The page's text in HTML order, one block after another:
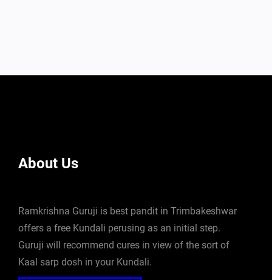
About Us
Ramkrishna Guruji is best pandit in Trimbakeshwar
offers a free Kundali perusing as an initial step.
Guruji will recommend cures in view of the sort of
Kaal sarp dosh in your Kundali.